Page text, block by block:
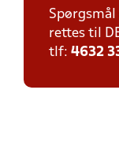
rettes til
tlf: 4632